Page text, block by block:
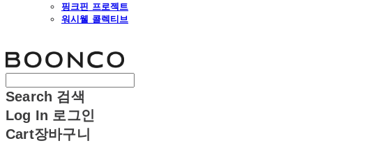
핑크핀 프로젝트
워시웰 콜렉티브
Search 검색
Log In 로그인
Cart장바구니